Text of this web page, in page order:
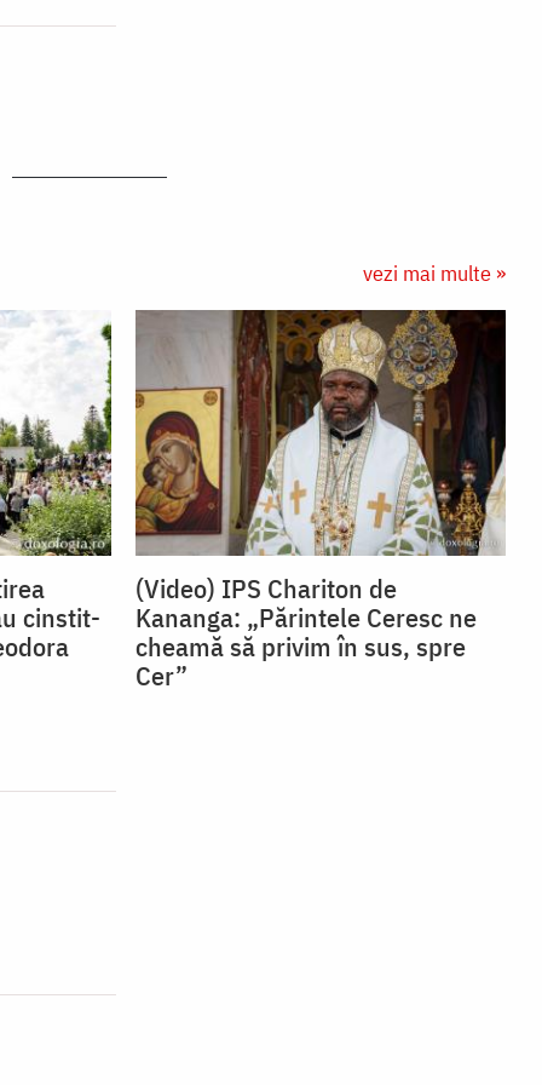
vezi mai multe »
cinstit-
(Video) IPS Chariton de
Kananga: „Părintele Ceresc ne
cheamă să privim în sus, spre
Cer”